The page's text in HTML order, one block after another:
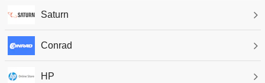
Saturn
Conrad
HP